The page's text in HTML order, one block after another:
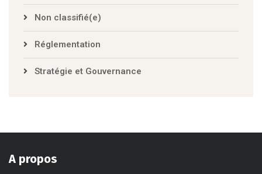
Non classifié(e)
Réglementation
Stratégie et Gouvernance
A propos